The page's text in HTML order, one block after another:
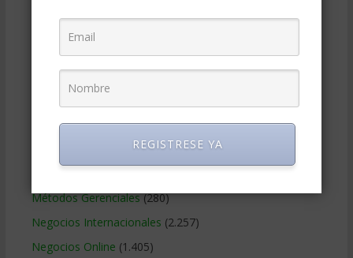
Finanzas Corporativas
Gerencia social y ambiental
(125)
Métodos Gerenciales(280)
Negocios Internacionales (2.257)
Negocios Online (1.405)
REGISTRESE YA